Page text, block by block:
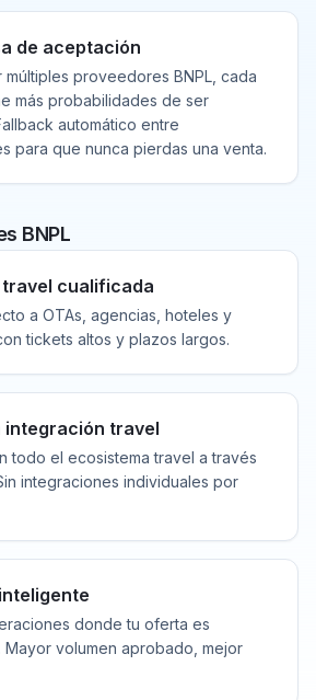
de aceptación
múltiples proveedores BNPL, cada
más probabilidades de ser
automático entre
para que nunca pierdas una venta.
BNPL
travel cualificada
a OTAs, agencias, hoteles y
tickets altos y plazos largos.
integración travel
todo el ecosistema travel a través
integraciones individuales por
donde tu oferta es
Mayor volumen aprobado, mejor